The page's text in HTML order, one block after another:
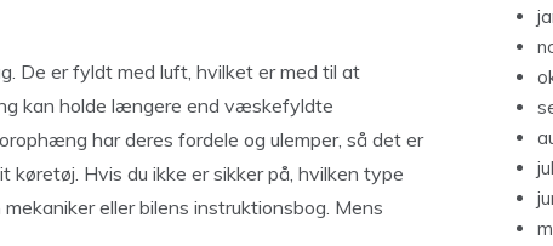
De er fyldt med luft, hvilket er med til at
kan holde længere end væskefyldte
har deres fordele og ulemper, så det er
Hvis du ikke er sikker på, hvilken type
eller bilens instruktionsbog. Mens